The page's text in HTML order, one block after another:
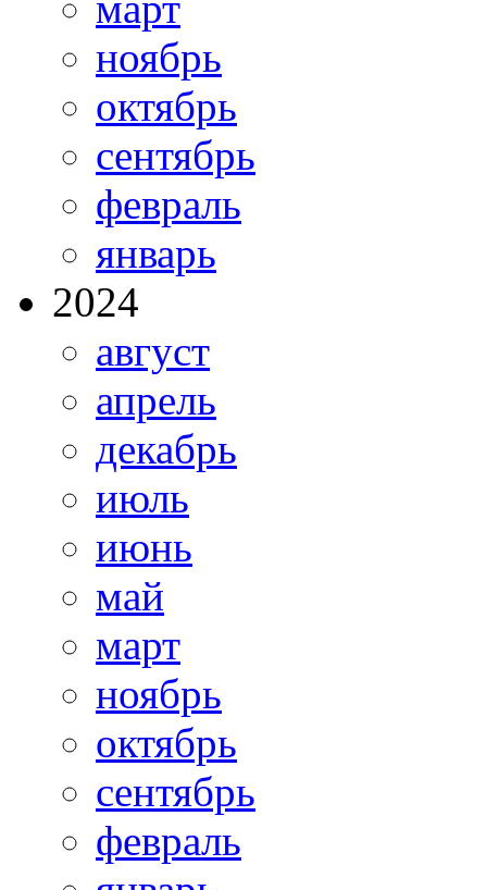
ноябрь
октябрь
сентябрь
февраль
январь
2024
август
апрель
декабрь
июль
июнь
май
март
ноябрь
октябрь
сентябрь
февраль